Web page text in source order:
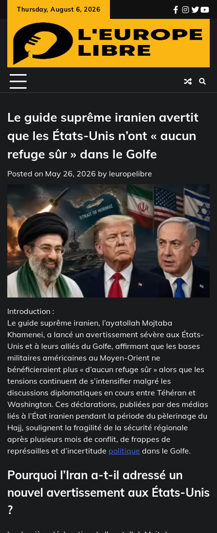
content
Thursday, August 6, 2026
facebook
Le guide suprême iranien avertit
que les États-Unis n’ont « aucun
refuge sûr » dans le Golfe
Posted on May 26, 2026 by leuropelibre
Introduction :
Le guide suprême iranien, l’ayatollah Mojtaba
Khamenei, a lancé un avertissement sévère aux États-
Unis et à leurs alliés du Golfe, affirmant que les bases
militaires américaines au Moyen-Orient ne
bénéficieraient plus « d’aucun refuge sûr » alors que les
tensions continuent de s’intensifier malgré les
discussions diplomatiques en cours entre Téhéran et
Washington. Ces déclarations, publiées par des médias
liés à l’État iranien pendant la période du pèlerinage du
Hajj, soulignent la fragilité de la sécurité régionale
après plusieurs mois de conflit, de frappes de
représailles et d’incertitude politique dans le Golfe.
Pourquoi l’Iran a-t-il adressé un
nouvel avertissement aux États-Unis
?